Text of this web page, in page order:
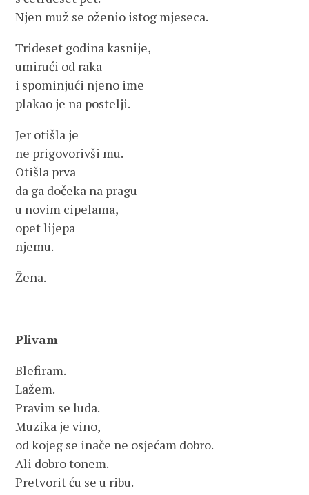
Njen muž se oženio istog mjeseca.
Trideset godina kasnije,
umirući od raka
i spominjući njeno ime
plakao je na postelji.
Jer otišla je
ne prigovorivši mu.
Otišla prva
da ga dočeka na pragu
u novim cipelama,
opet lijepa
njemu.
Žena.
Plivam
Blefiram.
Lažem.
Pravim se luda.
Muzika je vino,
od kojeg se inače ne osjećam dobro.
Ali dobro tonem.
Pretvorit ću se u ribu.